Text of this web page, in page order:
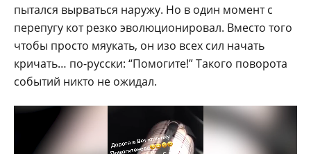
пытался вырваться наружу. Но в один момент с
перепугу кот резко эволюционировал. Вместо того
чтобы просто мяукать, он изо всех сил начать
кричать… по-русски: “Помогите!” Такого поворота
событий никто не ожидал.